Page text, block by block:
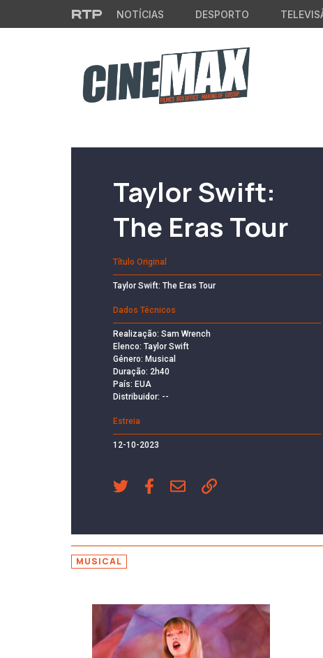
Saltar para o conteúdo principal
NOTÍCIAS DESPORTO
Taylor Swift:
The Eras Tour
Título Original
Taylor Swift: The Eras Tour
Dados Técnicos
Realização: Sam Wrench
Elenco: Taylor Swift
Género: Musical
Duração: 2h40
País: EUA
Distribuidor: --
Estreia
12-10-2023
MUSICAL